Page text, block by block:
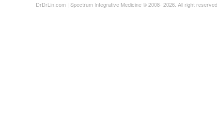
DrDrLin.com | Spectrum Integrative Medicine © 2008- 2026. All right